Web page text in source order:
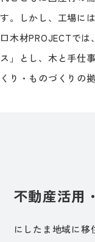
す。しかし、工場に
口木材PROJECTで
ス」とし、木と手仕
くり・ものづくりの
不動産活用
にしたま地域に移